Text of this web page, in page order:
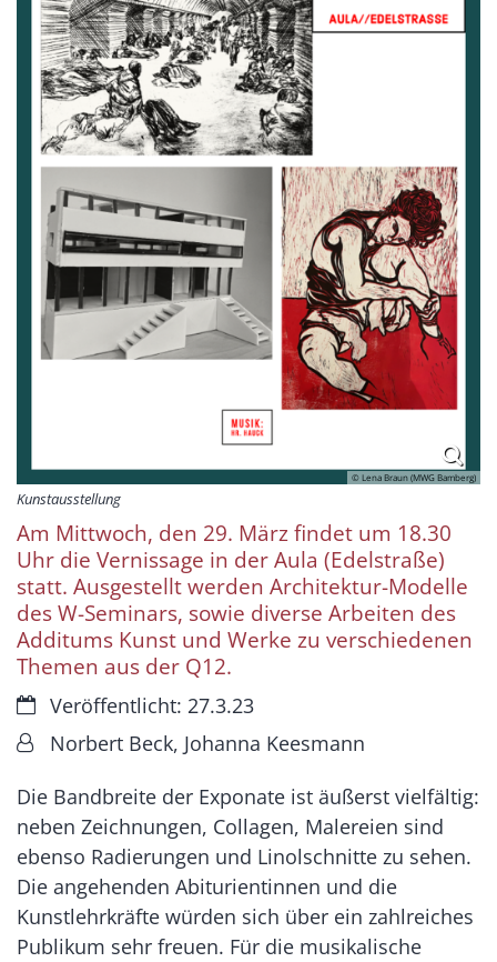
© Lena Braun (MWG Bamberg)
Kunstausstellung
Am Mittwoch, den 29. März findet um 18.30
Uhr die Vernissage in der Aula (Edelstraße)
statt. Ausgestellt werden Architektur-Modelle
des W-Seminars, sowie diverse Arbeiten des
Additums Kunst und Werke zu verschiedenen
Themen aus der Q12.
Datum:Veröffentlicht: 27.3.23
Von:Norbert Beck, Johanna Keesmann
Die Bandbreite der Exponate ist äußerst vielfältig:
neben Zeichnungen, Collagen, Malereien sind
ebenso Radierungen und Linolschnitte zu sehen.
Die angehenden Abiturientinnen und die
Kunstlehrkräfte würden sich über ein zahlreiches
Publikum sehr freuen. Für die musikalische